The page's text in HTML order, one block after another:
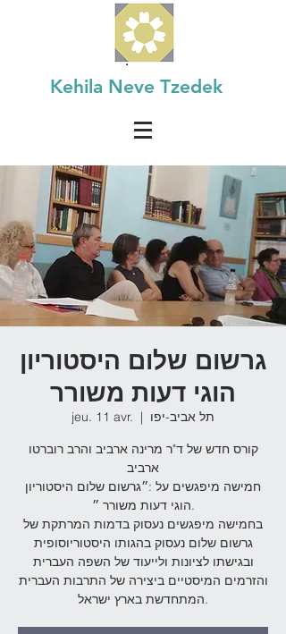
Kehila Neve Tzedek
גרשום שלום היסטוריון
הוגי דעות משורר
jeu. 11 avr.
  |
תל אביב-יפו
קורס חדש של ד"ר מרינה ארביב והרב רוברטו
ארביב
חמישה מיפגשים על :״גרשום שלום היסטוריון
הוגי דעות משורר ״.
בחמישה מיפגשים נעסוק בדמות המרתקת של
גרשום שלום נעסוק בהגותו היסטוריוסופית
ובגישתו לציונות ולייעוד של השפה העברית
והזרמים המיסטיים ביצירה של התרבות העברית
המתחדשת בארץ ישראל.